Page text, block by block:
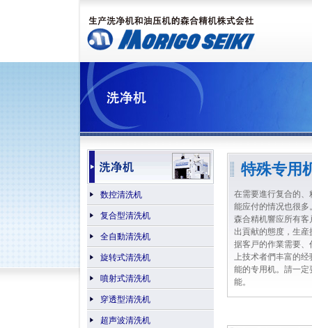
特殊专用
在需要進行复合的
能应付的情况也很多
森合精机響应所有
出貢献的態度，生
据客戸的作業需要
上技术者們丰富的
能的专用机。請一
能。
数控清洗机
复合型清洗机
全自動清洗机
旋转式清洗机
噴射式清洗机
穿透型清洗机
超声波清洗机